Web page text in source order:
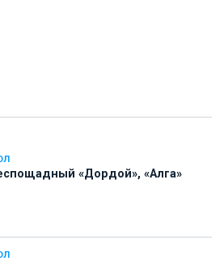
«Дордой», «Алга»